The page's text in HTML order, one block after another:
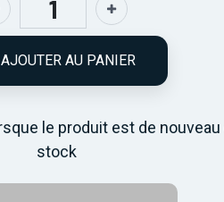
AJOUTER AU PANIER
le produit est de nouveau
stock